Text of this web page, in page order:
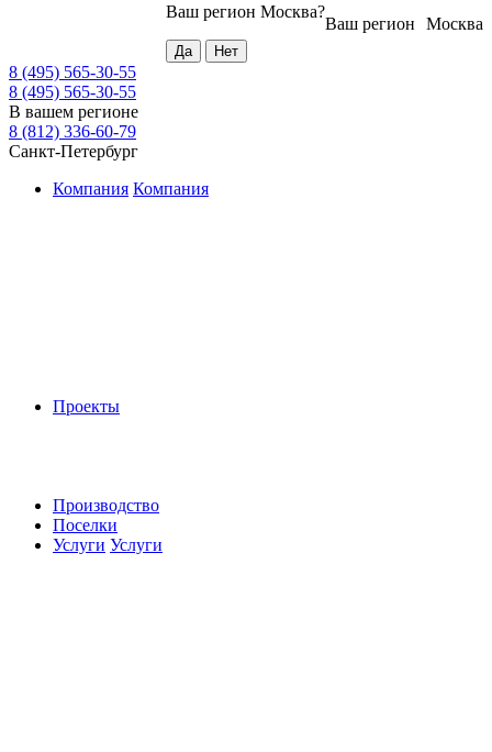
Москва
Ваш регион
Ваш регион Москва?
8 (495) 565-30-55
8 (495) 565-30-55
В вашем регионе
8 (812) 336-60-79
Санкт-Петербург
Компания Компания
Проекты
Производство
Поселки
Услуги Услуги